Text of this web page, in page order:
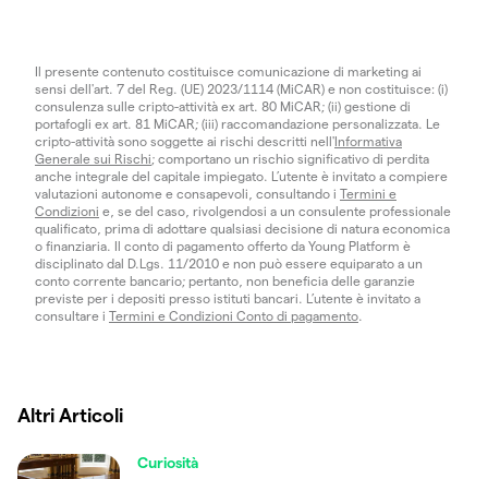
Il presente contenuto costituisce comunicazione di marketing ai
sensi dell'art. 7 del Reg. (UE) 2023/1114 (MiCAR) e non costituisce: (i)
consulenza sulle cripto-attività ex art. 80 MiCAR; (ii) gestione di
portafogli ex art. 81 MiCAR; (iii) raccomandazione personalizzata. Le
cripto-attività sono soggette ai rischi descritti nell'Informativa
Generale sui Rischi; comportano un rischio significativo di perdita
anche integrale del capitale impiegato. L’utente è invitato a compiere
valutazioni autonome e consapevoli, consultando i Termini e
Condizioni e, se del caso, rivolgendosi a un consulente professionale
qualificato, prima di adottare qualsiasi decisione di natura economica
o finanziaria. Il conto di pagamento offerto da Young Platform è
disciplinato dal D.Lgs. 11/2010 e non può essere equiparato a un
conto corrente bancario; pertanto, non beneficia delle garanzie
previste per i depositi presso istituti bancari. L’utente è invitato a
consultare i Termini e Condizioni Conto di pagamento
Altri Articoli
Curiosità